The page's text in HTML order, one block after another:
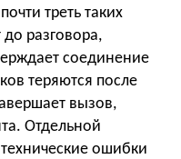
треть таких
разговора,
соединение
теряются после
вызов,
Отдельной
ошибки